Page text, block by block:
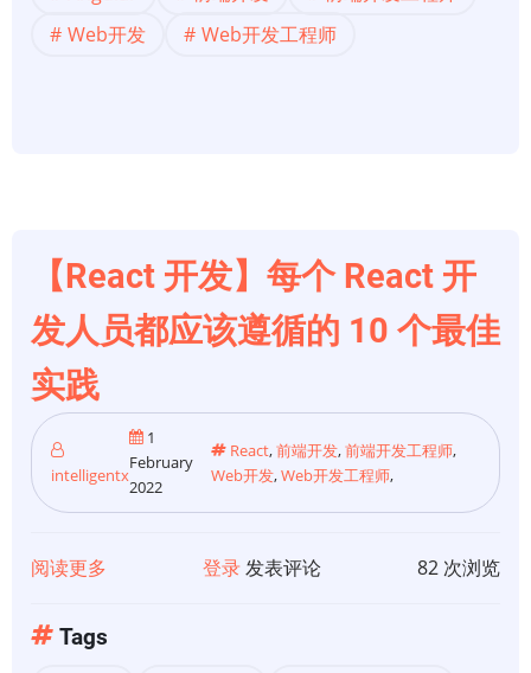
Angular
和
未
来
Web开发
Web开发工程师
【React 开发】每个 React 开
发人员都应该遵循的 10 个最佳
实践
intelligentx
1
February
2022
React,前端开发,前端开发工程师,
Web开发,Web开发工程师,
阅读更多 登录发表评论 82 次浏览
Tags